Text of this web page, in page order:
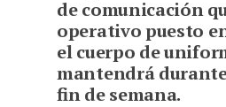
de comunicación
operativo puesto
el cuerpo de
mantendrá
fin de semana.